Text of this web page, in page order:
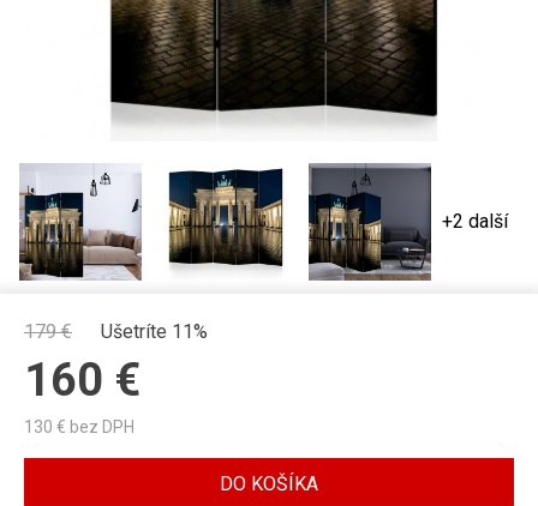
+2 další
179€ Ušetríte 11%
160 €
130 € bez DPH
DO KOŠÍKA